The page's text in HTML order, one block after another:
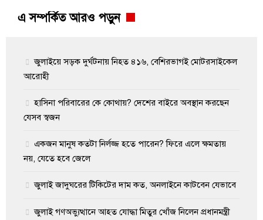
এ সম্পর্কিত আরও পড়ুন
জুলাইয়ে সড়ক দুর্ঘটনায় নিহত ৪১৬, বেশিরভাগই মোটরসাইকেল
আরোহী
হাসিনা পরিবারের কে কোথায়? দেশের বাইরে অবস্থান করছেন
যেসব স্বজন
একজন মানুষ কতটা নির্লজ্জ হতে পারেন? ফিরে এলে ক্ষমতায়
নয়, যেতে হবে জেলে
জুলাই জাদুঘরের টিকিটের দাম কত, অনলাইনে কাটবেন যেভাবে
জুলাই গণঅভ্যুত্থানে আহত যোদ্ধা মিতুর খোঁজ নিলেন প্রধানমন্ত্রী